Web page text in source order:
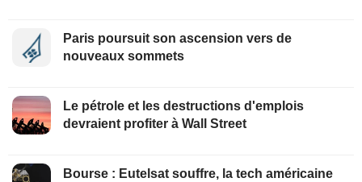
Paris poursuit son ascension vers de
nouveaux sommets
Le pétrole et les destructions d'emplois
devraient profiter à Wall Street
Bourse : Eutelsat souffre, la tech américaine